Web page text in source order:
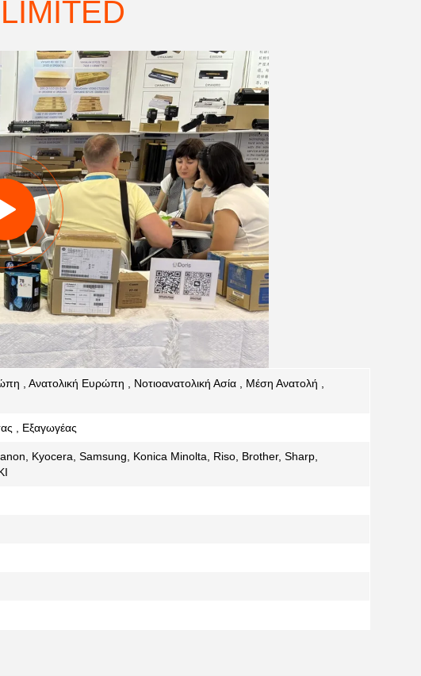
, Ανατολική Ευρώπη , Νοτιοανατολική Ασία , Μέση Ανατολή ,
, Εξαγωγέας
Kyocera, Samsung, Konica Minolta, Riso, Brother, Sharp,